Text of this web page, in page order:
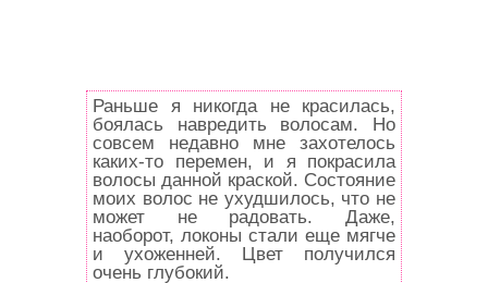
Раньше я никогда не красилась,
боялась навредить волосам. Но
совсем недавно мне захотелось
каких-то перемен, и я покрасила
волосы данной краской. Состояние
моих волос не ухудшилось, что не
может не радовать. Даже,
наоборот, локоны стали еще мягче
и ухоженней. Цвет получился
очень глубокий.